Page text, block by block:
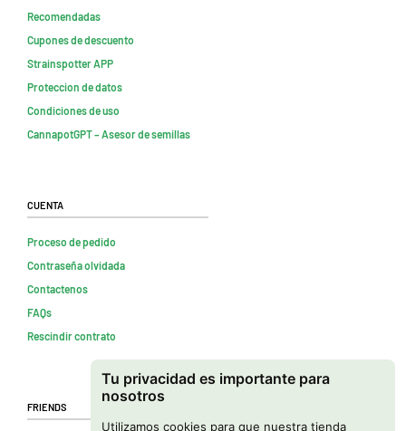
Tu privacidad es importante para
nosotros
Utilizamos cookies para que nuestra tienda
Recomendadas
Cupones de descuento
Strainspotter APP
Proteccion de datos
Condiciones de uso
CannapotGPT – Asesor de semillas
Cuenta
Proceso de pedido
Contraseña olvidada
Contactenos
FAQs
Rescindir contrato
Friends